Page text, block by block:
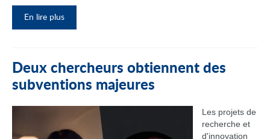
En lire plus
Deux chercheurs obtiennent des
subventions majeures
Les projets de
recherche et
d'innovation